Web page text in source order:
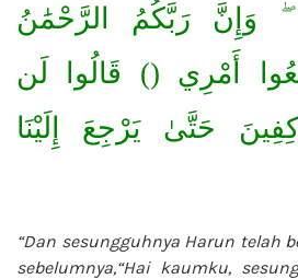
وَإِنَّ رَبَّكُمُ الرَّحْمَٰنُ
أَمْرِي () قَالُوا لَن
حَتَّىٰ يَرْجِعَ إِلَيْنَا
“Dan sesungguhnya Harun telah
sebelumnya,“Hai kaumku,